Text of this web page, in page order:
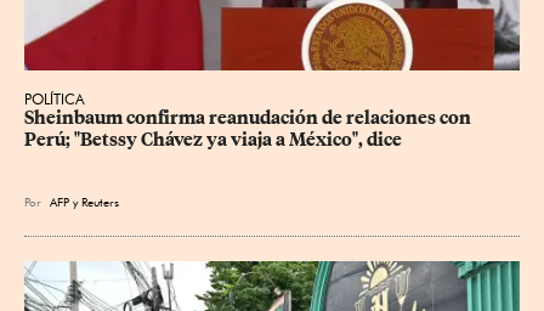
POLÍTICA
Sheinbaum confirma reanudación de relaciones con
Perú; "Betssy Chávez ya viaja a México", dice
Por AFP yReuters